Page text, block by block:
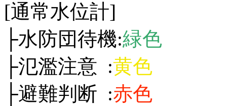
[通常水位計]
├水防団待機:緑色
├氾濫注意 :黄色
├避難判断 :赤色